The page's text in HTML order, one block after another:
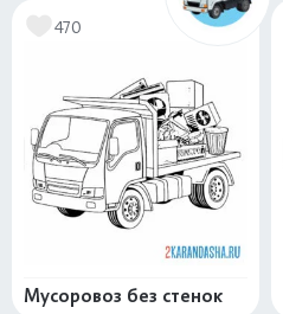
470
Мусоровоз без стенок